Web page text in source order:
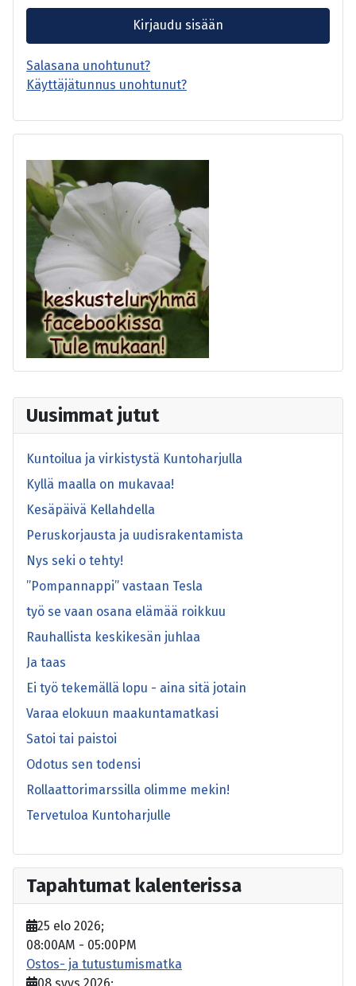
Uusimmat jutut
Kuntoilua ja virkistystä Kuntoharjulla
Kyllä maalla on mukavaa!
Kesäpäivä Kellahdella
Peruskorjausta ja uudisrakentamista
Nys seki o tehty!
”Pompannappi” vastaan Tesla
työ se vaan osana elämää roikkuu
Rauhallista keskikesän juhlaa
Ja taas
Ei työ tekemällä lopu - aina sitä jotain
Varaa elokuun maakuntamatkasi
Satoi tai paistoi
Odotus sen todensi
Rollaattorimarssilla olimme mekin!
Tervetuloa Kuntoharjulle
Tapahtumat kalenterissa
25 elo 2026;
08:00AM - 05:00PM
Ostos- ja tutustumismatka
Kirjaudu sisään
Salasana unohtunut?
Käyttäjätunnus unohtunut?